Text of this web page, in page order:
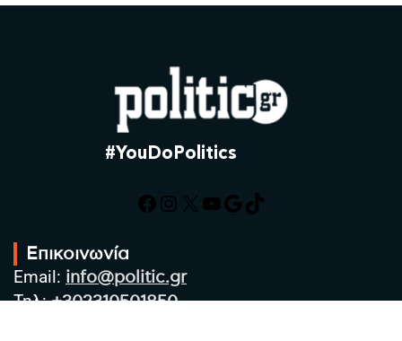
#YouDoPolitics
Facebook
Instagram
X YouTube
Google
TikTok
Επικοινωνία
Email: info@politic.gr
Τηλ:+302310501850